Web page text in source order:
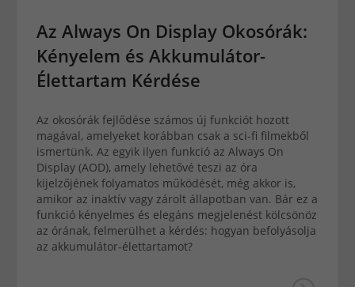
Az Always On Display Okosórák:
Kényelem és Akkumulátor-
Élettartam Kérdése
Az okosórák fejlődése számos új funkciót hozott
magával, amelyeket korábban csak a sci-fi filmekből
ismertünk. Az egyik ilyen funkció az Always On
Display (AOD), amely lehetővé teszi az óra
kijelzőjének folyamatos működését, még akkor is,
amikor az inaktív vagy zárolt állapotban van. Bár ez a
funkció kényelmes és elegáns megjelenést kölcsönöz
az órának, felmerülhet a kérdés: hogyan befolyásolja
az akkumulátor-élettartamot?